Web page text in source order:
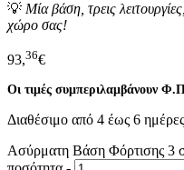
💡 Μία βάση, τρεις
χώρο σας!
93,36€
Οι τιμές συμπεριλαμβάνουν
Διαθέσιμο από 4 έως 6 ημέρες
Ασύρματη Βάση Φόρτισης 3